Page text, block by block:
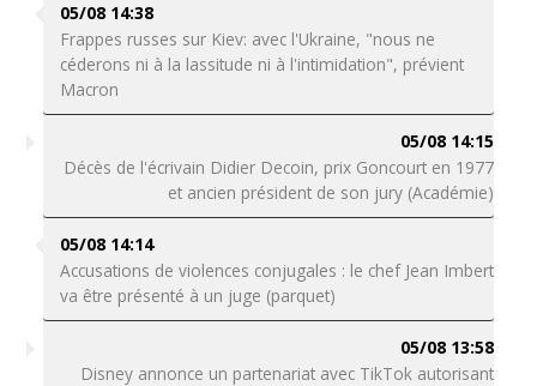
05/08 14:38
Frappes russes sur Kiev: avec l'Ukraine, "nous ne
céderons ni à la lassitude ni à l'intimidation", prévient
Macron
05/08 14:15
Décès de l'écrivain Didier Decoin, prix Goncourt en 1977
et ancien président de son jury (Académie)
05/08 14:14
Accusations de violences conjugales : le chef Jean Imbert
va être présenté à un juge (parquet)
05/08 13:58
Disney annonce un partenariat avec TikTok autorisant